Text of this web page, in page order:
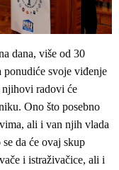
dana, više od 30
ponudiće svoje viđenje
njihovi radovi će
Ono što posebno
ali i van njih vlada
da će ovaj skup
i istraživačice, ali i